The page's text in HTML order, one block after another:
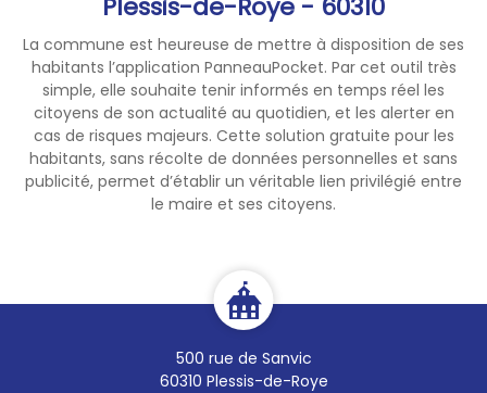
La commune est heureuse de mettre à disposition de ses
habitants l’application PanneauPocket. Par cet outil très
simple, elle souhaite tenir informés en temps réel les
citoyens de son actualité au quotidien, et les alerter en
cas de risques majeurs. Cette solution gratuite pour les
habitants, sans récolte de données personnelles et sans
publicité, permet d’établir un véritable lien privilégié entre
le maire et ses citoyens.
500 rue de Sanvic
60310 Plessis-de-Roye